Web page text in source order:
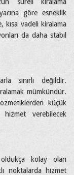
göre esneklik
kısa vadeli kiralama
da daha stabil
sınırlı değildir.
mümkündür.
küçük
verebilecek
kolay olan
noktalarda hizmet